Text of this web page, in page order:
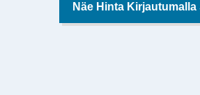
Näe Hinta Kirjautumalla